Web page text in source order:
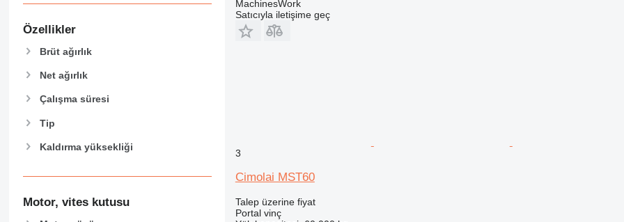
Özellikler
Brüt ağırlık
Net ağırlık
Çalışma süresi
Tip
Kaldırma yüksekliği
Motor, vites kutusu
MachinesWork
Satıcıyla iletişime geç
3
Cimolai MST60
Talep üzerine fiyat
Portal vinç